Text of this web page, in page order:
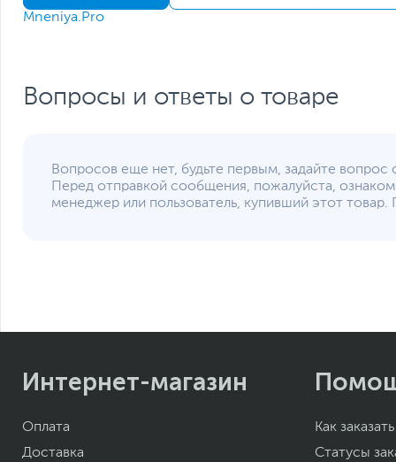
Три режима скорости
питания Xiaomi Electric Scooter 3. По дороге на работу
Ссылка на сайт производителя
Mneniya.Pro
Вопросы и ответы о товаре
Вопросов еще нет, будьте первым, задайте
Перед отправкой сообщения, пожалуйста,
менеджер или пользователь, купивший этот
Интернет-магазин
Оплата
Доставка
Как заказать
Статусы